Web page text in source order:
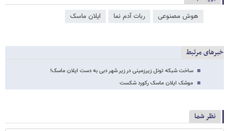
هوش مصنوعی ربات آدم نما ایلان ماسک
خبرهای مرتبط
ساخت شبکه تونل زیرزمینی در زیر شهر دبی به دست ایلان ماسک!
موشک ایلان ماسک رکورد شکست
نظر شما